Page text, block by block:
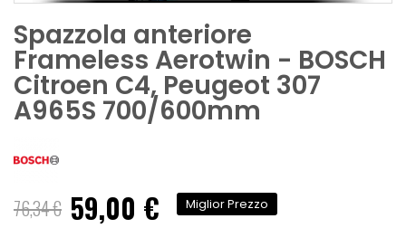
Spazzola anteriore
Frameless Aerotwin - BOSCH
Citroen C4, Peugeot 307
A965S 700/600mm
76,34 € Prezzo
speciale
59,00 € Miglior Prezzo